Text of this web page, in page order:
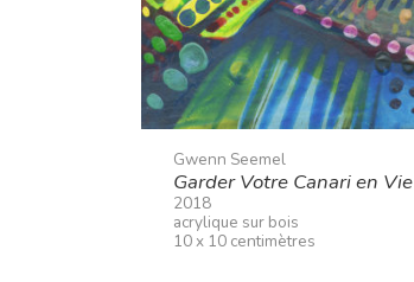
Gwenn Seemel
Garder Votre Canari en Vie
2018
acrylique sur bois
10 x 10 centimètres